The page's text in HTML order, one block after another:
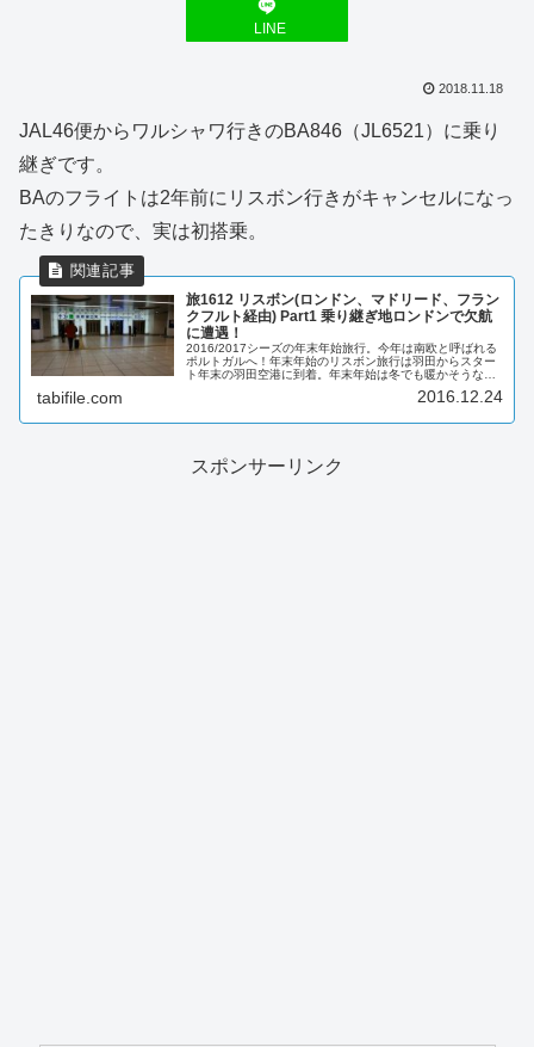
LINE
2018.11.18
JAL46便からワルシャワ行きのBA846（JL6521）に乗り
継ぎです。
BAのフライトは2年前にリスボン行きがキャンセルになっ
たきりなので、実は初搭乗。
旅1612 リスボン(ロンドン、マドリード、フラン
クフルト経由) Part1 乗り継ぎ地ロンドンで欠航
に遭遇！
2016/2017シーズの年末年始旅行。今年は南欧と呼ばれる
ポルトガルへ！年末年始のリスボン旅行は羽田からスター
ト年末の羽田空港に到着。年末年始は冬でも暖かそうな南
tabifile.com 2016.12.24
スポンサーリンク